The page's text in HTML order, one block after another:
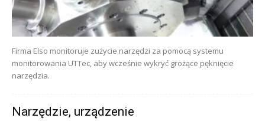
Firma Elso monitoruje zużycie narzędzi za pomocą systemu
monitorowania UTTec, aby wcześnie wykryć grożące pęknięcie
narzędzia.
Narzędzie, urządzenie